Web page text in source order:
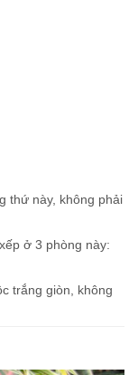
thứ này, không phải
ở 3 phòng này:
trắng giòn, không